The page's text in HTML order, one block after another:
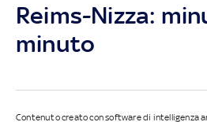
Reims-Nizza:
minuto
Contenuto creato con software di intelligenza